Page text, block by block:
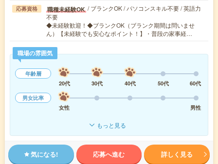
応募資格 職種未経験OK / ブランクOK / パソコンスキル不要 / 英語力
不要
◆未経験歓迎！◆ブランクOK（ブランク期間は問いませ
ん）【未経験でも安心なポイント！】・普段の家事経…
職場の雰囲気
年齢層
20代
30代 40代 50代
60代
男女比率
女性
男性
もっと見る
気になる! 応募へ進む 詳しく見る